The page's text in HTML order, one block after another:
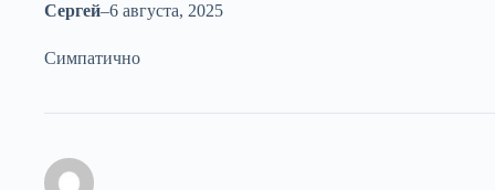
Сергей–6 августа, 2025
Симпатично